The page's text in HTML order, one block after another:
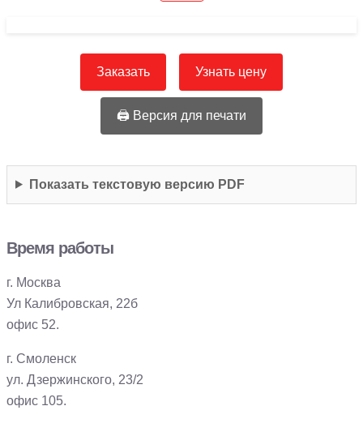
Заказать Узнать цену
🖨️ Версия для печати
Показать текстовую версию PDF
Время работы
г. Москва
Ул Калибровская, 22б
офис 52.
г. Смоленск
ул. Дзержинского, 23/2
офис 105.